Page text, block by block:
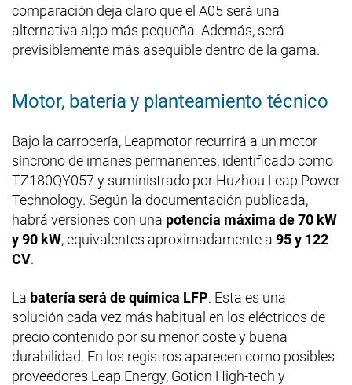
comparación deja claro que el A05 será una
alternativa algo más pequeña. Además, será
previsiblemente más asequible dentro de la gama.
Motor, batería y planteamiento técnico
Bajo la carrocería, Leapmotor recurrirá a un motor
síncrono de imanes permanentes, identificado como
TZ180QY057 y suministrado por Huzhou Leap Power
Technology. Según la documentación publicada,
habrá versiones con una potencia máxima de 70 kW
y 90 kW, equivalentes aproximadamente a 95 y 122
CV.
La batería será de química LFP. Esta es una
solución cada vez más habitual en los eléctricos de
precio contenido por su menor coste y buena
durabilidad. En los registros aparecen como posibles
proveedores Leap Energy, Gotion High-tech y